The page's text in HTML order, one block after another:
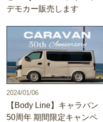
デモカー販売します
2024/01/06
【Body Line】キャラバン
50周年 期間限定キャンペ